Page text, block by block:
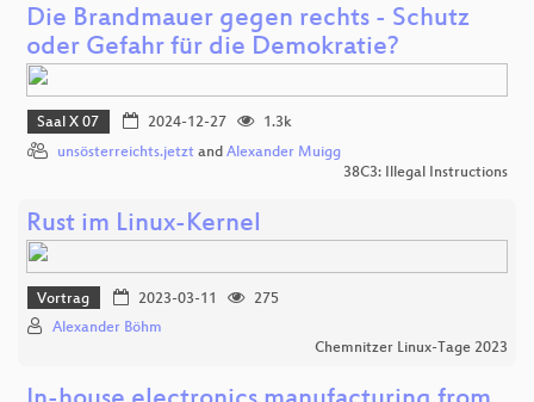
Die Brandmauer gegen rechts - Schutz
oder Gefahr für die Demokratie?
Saal X 07 2024-12-27
1.3k
unsösterreichts.jetzt and Alexander Muigg
38C3: Illegal Instructions
Rust im Linux-Kernel
Vortrag 2023-03-11
275
Alexander Böhm
Chemnitzer Linux-Tage 2023